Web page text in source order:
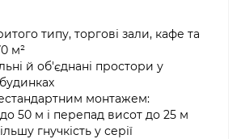
типу, торгові зали, кафе та
м²
й об'єднані простори у
монтажем:
до 50 м і перепад висот до 25 м
гнучкість у серії